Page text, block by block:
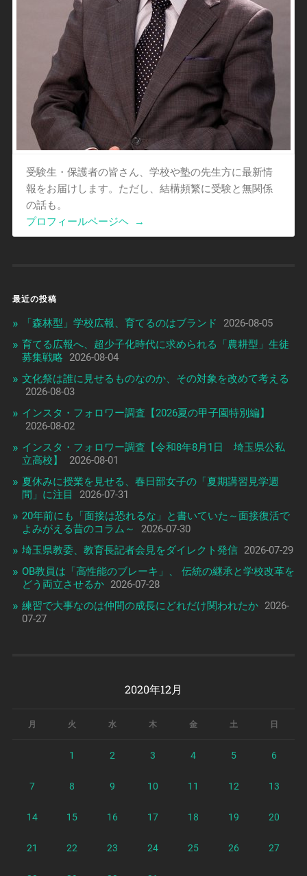
受験生・保護者の皆さん、学校や塾の先生方に最新情
報をお届けします。ただし、結構頻繁に受験と無関係
の話も。
プロフィールページヘ
→
最近の投稿
「森林型」学校広報、育てるのはブランド
2026-08-05
育てる広報へ、超少子化時代に求められる「農耕型」生徒
募集戦略
2026-08-04
文化祭は誰に見せるものなのか、その対象を改めて考える
2026-08-03
インスタ・フォロワー調査【2026夏の甲子園特別編】
2026-08-02
インスタ・フォロワー調査【令和8年8月1日 埼玉県公私
立高校】
2026-08-01
夏休みに授業を見せる、春日部女子の「夏期講習見学週
間」に注目
2026-07-31
20年前にも「面接は恐れるな」と書いていた～面接復活で
よみがえる昔のコラム～
2026-07-30
埼玉県教委、教育長記者会見をダイレクト発信 2026-07-29
OB教員は「高性能のブレーキ」、 伝統の継承と学校改革を
どう両立させるか 2026-07-28
練習で大事なのは仲間の成長にどれだけ関われたか 2026-
07-27
2020年12月
月 火 水 木 金 土 日
1 2 3 4 5 6
7 8 9 10 11 12 13
14 15 16 17 18 19 20
21 22 23 24 25 26 27